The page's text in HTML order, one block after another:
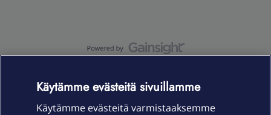
Käytämme evästeitä sivuillamme
Käytämme evästeitä varmistaaksemme